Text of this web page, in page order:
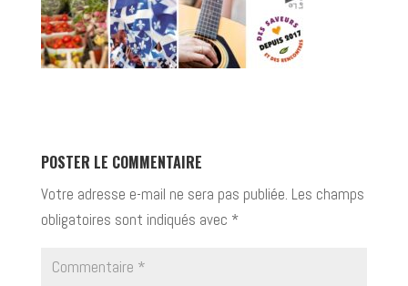
POSTER LE COMMENTAIRE
Votre adresse e-mail ne sera pas publiée. Les champs
obligatoires sont indiqués avec *